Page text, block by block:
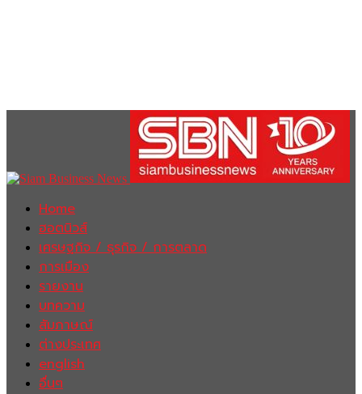
Home
ฮอตนิวส์
เศรษฐกิจ / ธุรกิจ / การตลาด
การเมือง
รายงาน
บทความ
สัมภาษณ์
ต่างประเทศ
english
อื่นๆ